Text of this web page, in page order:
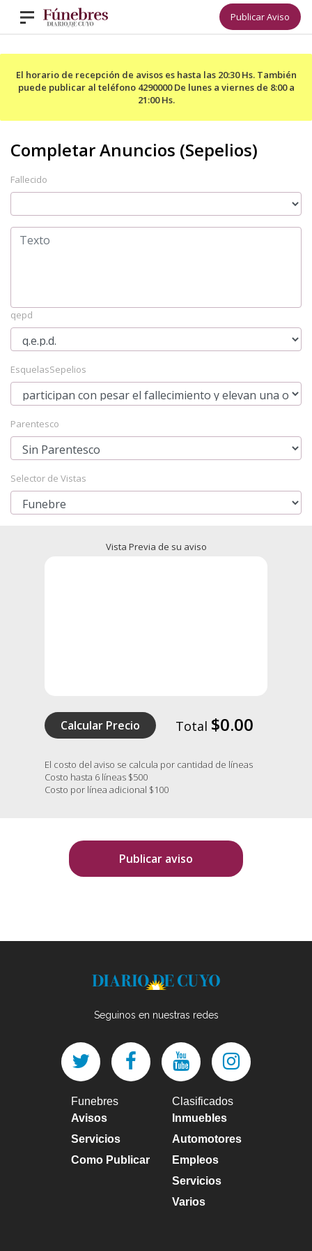
Publicar Aviso
El horario de recepción de avisos es hasta las 20:30 Hs. También
puede publicar al teléfono 4290000 De lunes a viernes de 8:00 a
21:00 Hs.
Fallecido
qepd
EsquelasSepelios
Parentesco
Selector de Vistas
Vista Previa de su aviso
Calcular Precio Total $0.00
El costo del aviso se calcula por cantidad de líneas
Costo hasta 6 líneas $500
Costo por línea adicional $100
Publicar aviso
Seguinos en nuestras redes
Funebres
Avisos
Servicios
Como Publicar
Clasificados
Inmuebles
Automotores
Empleos
Servicios
Varios